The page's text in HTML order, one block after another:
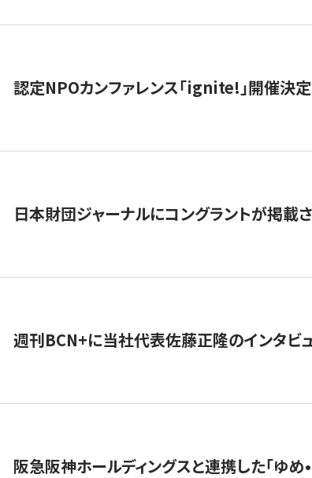
認定NPOカンファレンス「ignite!」開催決
日本財団ジャーナルにコングラントが掲載
週刊BCN+に当社代表佐藤正隆のインタビ
阪急阪神ホールディングスと連携した「ゆめ